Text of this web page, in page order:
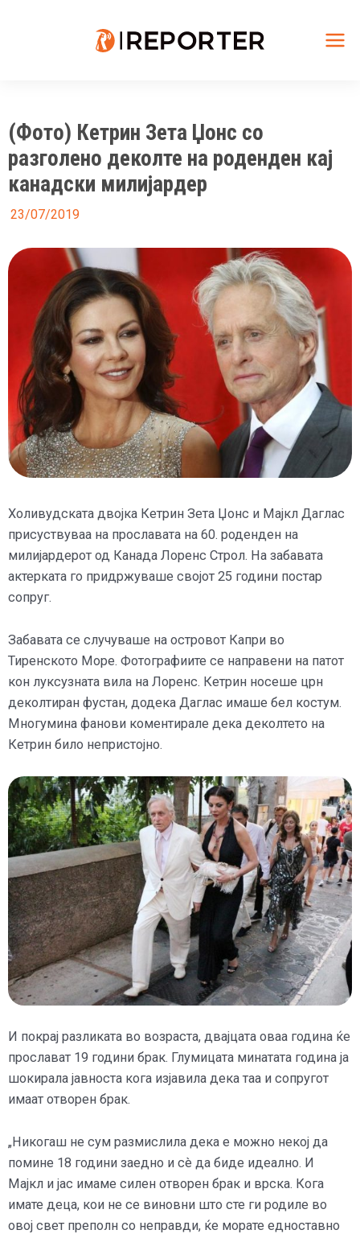
(Фото) Кетрин Зета Џонс со
разголено деколте на роденден кај
канадски милијардер
23/07/2019
Холивудската двојка Кетрин Зета Џонс и Мајкл Даглас
присуствуваа на прославата на 60. роденден на
милијардерот од Канада Лоренс Строл. На забавата
актерката го придржуваше својот 25 години постар
сопруг.
Забавата се случуваше на островот Капри во
Тиренското Море. Фотографиите се направени на патот
кон луксузната вила на Лоренс. Кетрин носеше црн
деколтиран фустан, додека Даглас имаше бел костум.
Многумина фанови коментирале дека деколтето на
Кетрин било непристојно.
И покрај разликата во возраста, двајцата оваа година ќе
прослават 19 години брак. Глумицата минатата година ја
шокирала јавноста кога изјавила дека таа и сопругот
имаат отворен брак.
„Никогаш не сум размислила дека е можно некој да
помине 18 години заедно и сè да биде идеално. И
Мајкл и јас имаме силен отворен брак и врска. Кога
имате деца, кои не се виновни што сте ги родиле во
овој свет преполн со неправди, ќе морате едноставно